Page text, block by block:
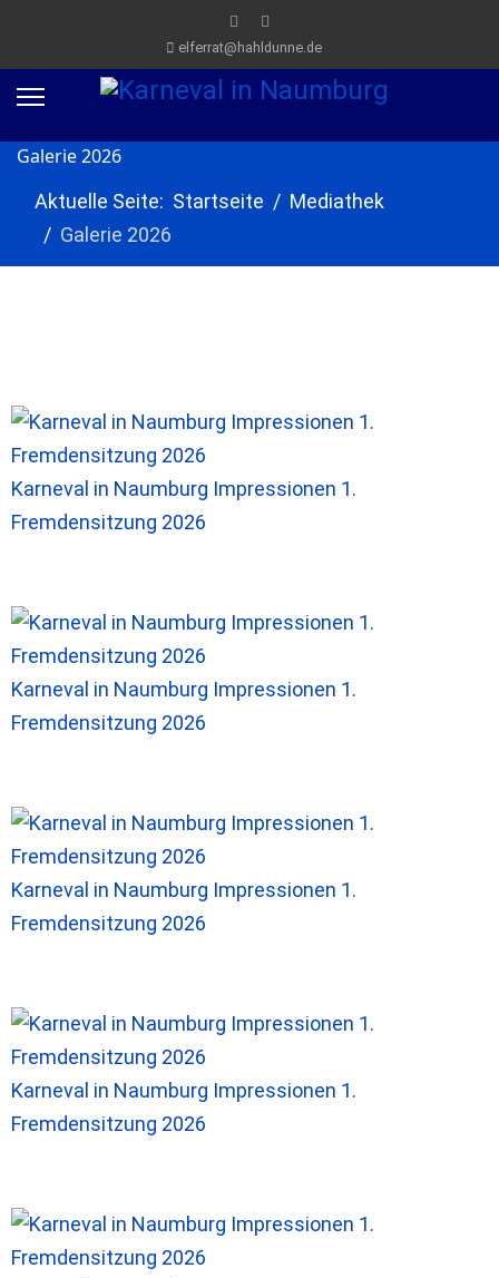
elferrat@hahldunne.de
Galerie 2026
Aktuelle Seite: Startseite
Mediathek
Galerie 2026
Karneval in Naumburg Impressionen 1.
Fremdensitzung 2026
Karneval in Naumburg Impressionen 1.
Fremdensitzung 2026
Karneval in Naumburg Impressionen 1.
Fremdensitzung 2026
Karneval in Naumburg Impressionen 1.
Fremdensitzung 2026